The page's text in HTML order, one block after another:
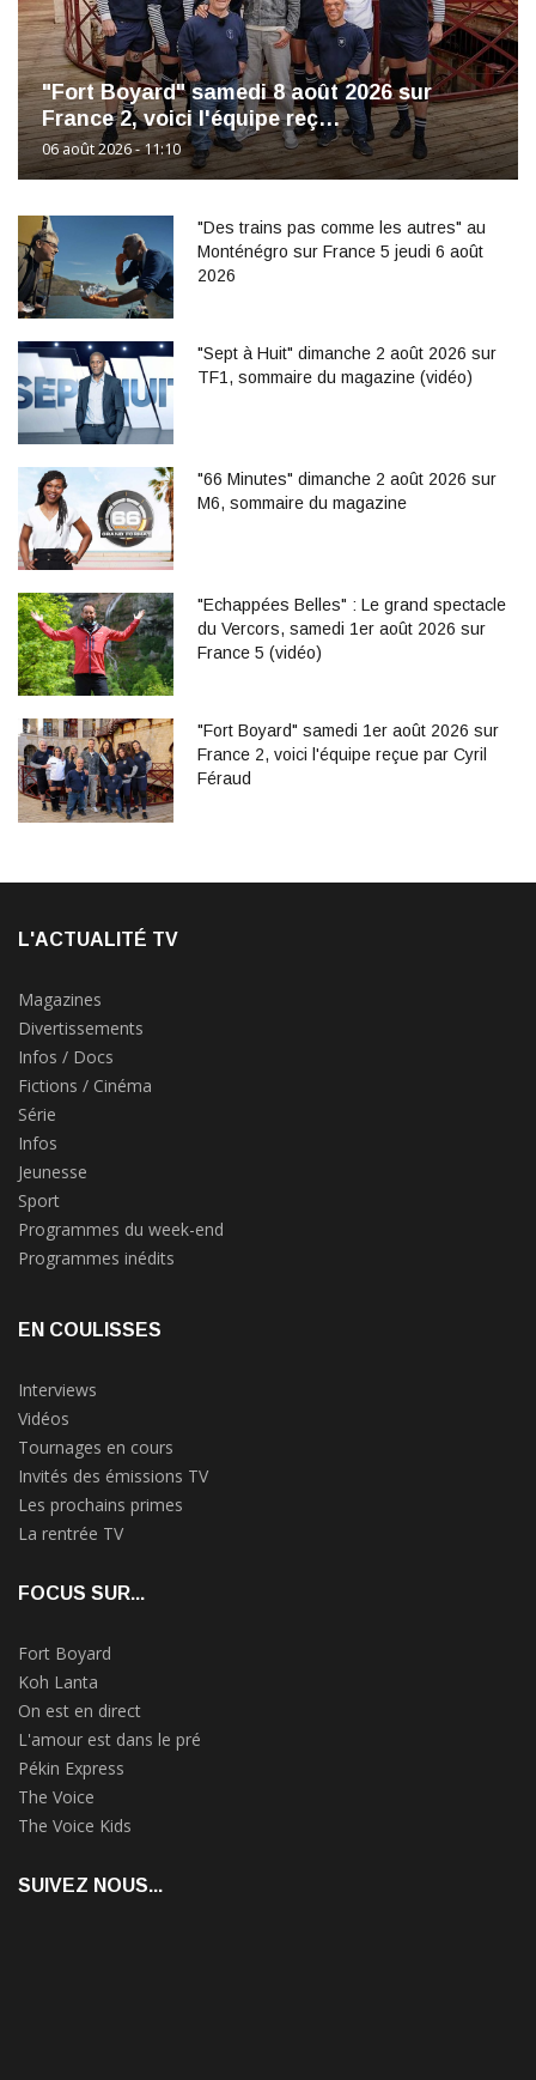
"Fort Boyard" samedi 8 août 2026 sur
France 2, voici l'équipe reç…
06 août 2026 - 11:10
"Des trains pas comme les autres" au
Monténégro sur France 5 jeudi 6 août
2026
"Sept à Huit" dimanche 2 août 2026 sur
TF1, sommaire du magazine (vidéo)
"66 Minutes" dimanche 2 août 2026 sur
M6, sommaire du magazine
"Echappées Belles" : Le grand spectacle
du Vercors, samedi 1er août 2026 sur
France 5 (vidéo)
"Fort Boyard" samedi 1er août 2026 sur
France 2, voici l'équipe reçue par Cyril
Féraud
L'ACTUALITÉ TV
Magazines
Divertissements
Infos / Docs
Fictions / Cinéma
Série
Infos
Jeunesse
Sport
Programmes du week-end
Programmes inédits
EN COULISSES
Interviews
Vidéos
Tournages en cours
Invités des émissions TV
Les prochains primes
La rentrée TV
FOCUS SUR...
Fort Boyard
Koh Lanta
On est en direct
L'amour est dans le pré
Pékin Express
The Voice
The Voice Kids
SUIVEZ NOUS...